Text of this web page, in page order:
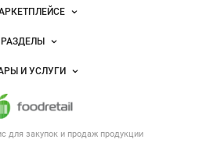
контакты
для закупок и продаж продукции
рекламы
оферта
информация
персональных данных
РАЗДЕЛЫ
рынка
И УСЛУГИ
соки, вода
Услуги
для пищепрома